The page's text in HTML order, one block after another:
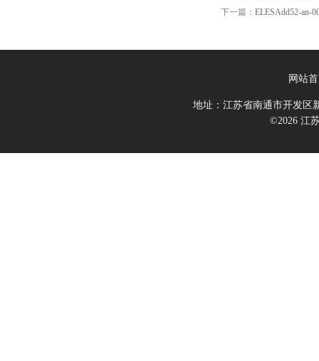
下一篇： ELESAdd52-an-
网站
地址：江苏省南通市开发区
©2026 江